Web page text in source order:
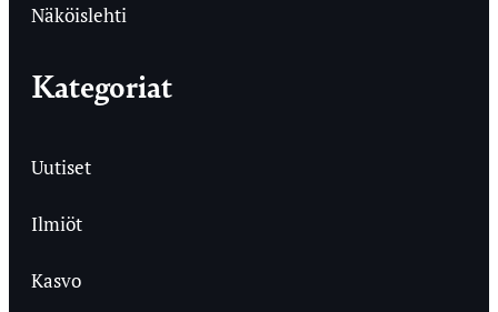
Näköislehti
Kategoriat
Uutiset
Ilmiöt
Kasvo